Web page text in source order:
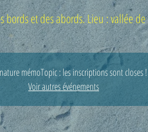
bords et des abords. Lieu : vallée
mémoTopic : les inscriptions sont closes !
Voir autres événements